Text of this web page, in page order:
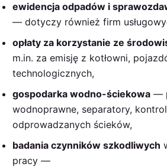
ewidencja odpadów i
— dotyczy również firm
opłaty za korzystanie ze
m.in. za emisję z kotłowni,
technologicznych,
gospodarka wodno-ściekowa—
wodnoprawne, separatory,
odprowadzanych ścieków,
badania czynników szkodliwych
pracy —